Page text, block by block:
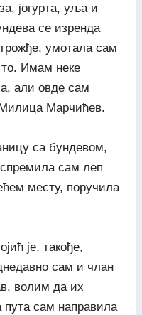
јогурта, уља и
се изренда
умотала сам
то. Имам неке
али овде сам
Марчићев.
са бундевом,
спремила сам леп
месту, поручила
је, такође,
сам и члан
волим да их
пута сам направила